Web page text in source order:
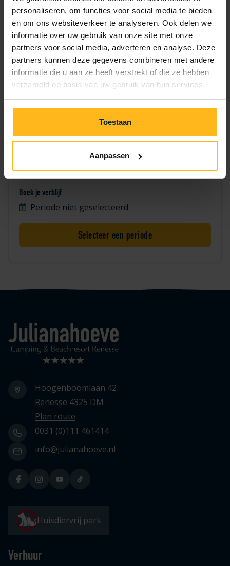
personaliseren, om functies voor social media te bieden
en om ons websiteverkeer te analyseren. Ook delen we
informatie over uw gebruik van onze site met onze
partners voor social media, adverteren en analyse. Deze
partners kunnen deze gegevens combineren met andere
informatie die u aan ze heeft verstrekt of die ze hebben
verzameld op basis van uw gebruik van hun services.
Toestaan
Aanpassen
7 8 9 10 11 12 13
14 15 16 17 18 19
25 27
28 29 30
Boek je verblijf
Periode niet geselecteerd
Selecteer een periode
Logo Julianahoeve
Hoogenboomlaan 42
Renesse 4325 DM
Plan route
0031 (0)111 461414
info@julianahoeve.nl
Huisdiervrij park
Verhuur